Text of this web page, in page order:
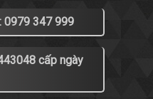
0979 347 999
cấp ngày